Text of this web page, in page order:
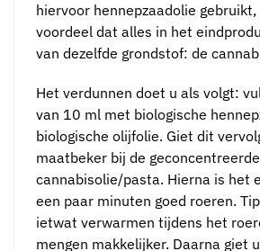
hiervoor hennepzaadolie
voordeel dat alles in het
van dezelfde grondstof: de
Het verdunnen doet u als volgt:
van 10 ml met biologische
biologische olijfolie. Giet dit
maatbeker bij de geconcentreerde
cannabisolie/pasta. Hierna is het
een paar minuten goed roeren.
ietwat verwarmen tijdens het
mengen makkelijker. Daarna giet